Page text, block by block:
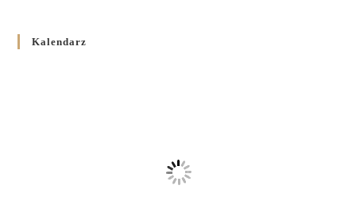
григоріанським календарем
Душпастирський план Вроцлавсько-Кошалінської єпархії
Kalendarz